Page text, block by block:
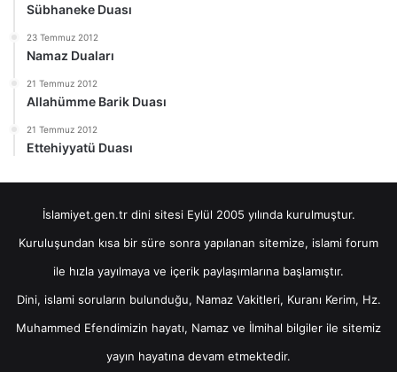
Sübhaneke Duası
23 Temmuz 2012
Namaz Duaları
21 Temmuz 2012
Allahümme Barik Duası
21 Temmuz 2012
Ettehiyyatü Duası
İslamiyet.gen.tr dini sitesi Eylül 2005 yılında kurulmuştur.
Kuruluşundan kısa bir süre sonra yapılanan sitemize, islami forum
ile hızla yayılmaya ve içerik paylaşımlarına başlamıştır.
Dini, islami soruların bulunduğu, Namaz Vakitleri, Kuranı Kerim, Hz.
Muhammed Efendimizin hayatı, Namaz ve İlmihal bilgiler ile sitemiz
yayın hayatına devam etmektedir.